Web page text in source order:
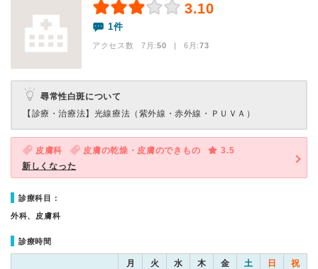
3.10
1件
アクセス数 7月:50 | 6月:73
尋常性白斑について
【診療・治療法】 光線療法（紫外線・赤外線・ＰＵＶＡ）
皮膚科 皮膚の乾燥・皮膚のできもの
3.5
新しくなった
診療科目：
外科、皮膚科
診療時間
月 火 水 木 金 土 日 祝